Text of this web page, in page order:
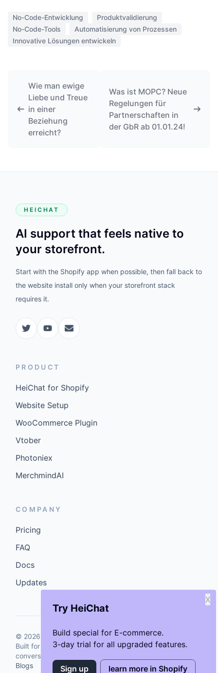
Try HeiChat
Build special for E-commerce.
3-day trial for all upgraded features.
X
Sign up learn more in Shopify
No-Code-Entwicklung
Produktvalidierung
No-Code-Tools
Automatisierung von Prozessen
Innovative Lösungen entwickeln
Wie man ewige
Liebe und Treue
in einer
Beziehung
erreicht?
Was ist MOPC? Neue
Regelungen für
Partnerschaften in
der GbR ab 01.01.24!
HEICHAT
AI support that feels native to
your storefront.
Start with the Shopify app when possible, then fall back to
the website install only when your storefront stack
requires it.
PRODUCT
HeiChat for Shopify
Website Setup
WooCommerce Plugin
Vtober
Photoniex
MerchmindAI
COMPANY
Pricing
FAQ
Docs
Updates
© 2026 GenCybers Inc. All rights reserved.
Built for storefronts that want faster answers and cleaner
conversions.
Blogs